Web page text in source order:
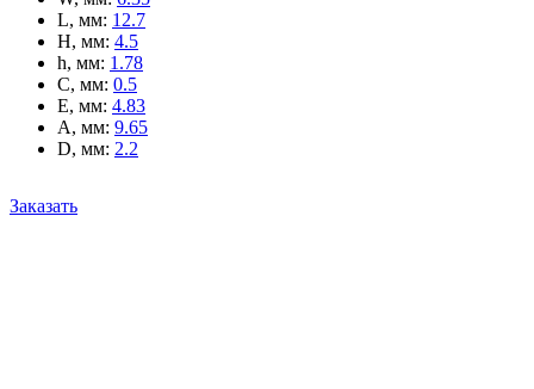
L, мм: 12.7
H, мм: 4.5
h, мм: 1.78
C, мм: 0.5
E, мм: 4.83
A, мм: 9.65
D, мм: 2.2
Заказать